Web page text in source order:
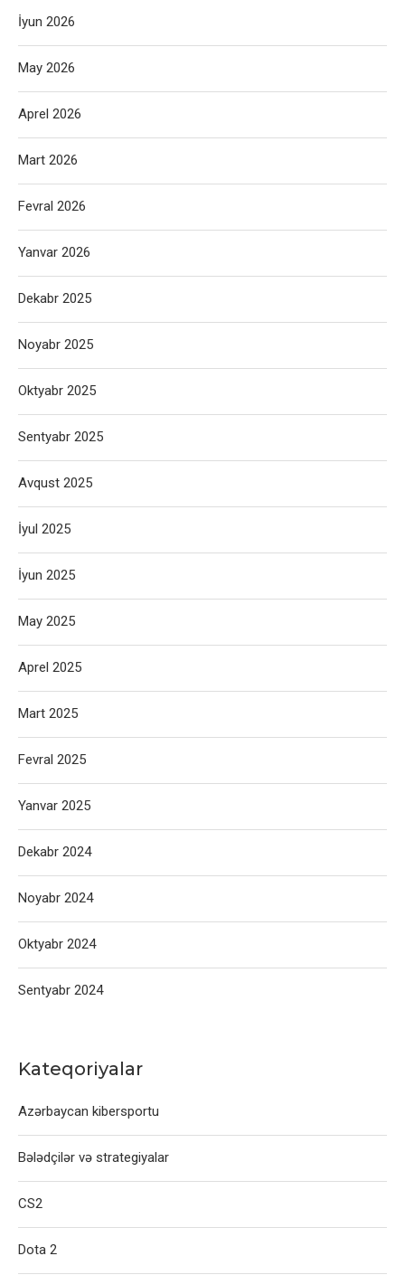
İyun 2026
May 2026
Aprel 2026
Mart 2026
Fevral 2026
Yanvar 2026
Dekabr 2025
Noyabr 2025
Oktyabr 2025
Sentyabr 2025
Avqust 2025
İyul 2025
İyun 2025
May 2025
Aprel 2025
Mart 2025
Fevral 2025
Yanvar 2025
Dekabr 2024
Noyabr 2024
Oktyabr 2024
Sentyabr 2024
Kateqoriyalar
Azərbaycan kibersportu
Bələdçilər və strategiyalar
CS2
Dota 2